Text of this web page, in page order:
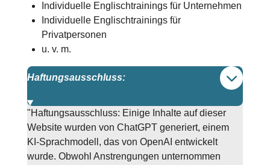
Individuelle Englischtrainings für Unternehmen
Individuelle Englischtrainings für
Privatpersonen
u. v. m.
Haftungsausschluss:
"Haftungsausschluss: Einige Inhalte auf dieser
Website wurden von ChatGPT generiert, einem
KI-Sprachmodell, das von OpenAI entwickelt
wurde. Obwohl Anstrengungen unternommen